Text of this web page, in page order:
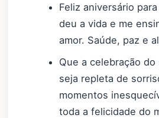
Feliz aniversário
deu a vida e me
amor. Saúde, paz e
Que a celebração
seja repleta de
momentos
toda a felicidade do